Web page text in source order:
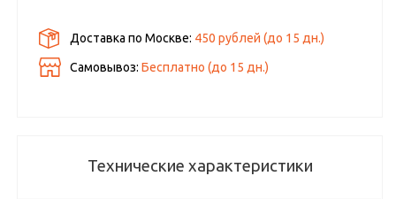
Доставка по Москве: 450 рублей (до 15 дн.)
Самовывоз:Бесплатно (до 15 дн.)
Технические характеристики